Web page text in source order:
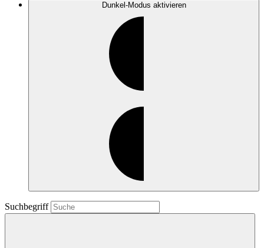
Dunkel-Modus aktivieren
Suchbegriff